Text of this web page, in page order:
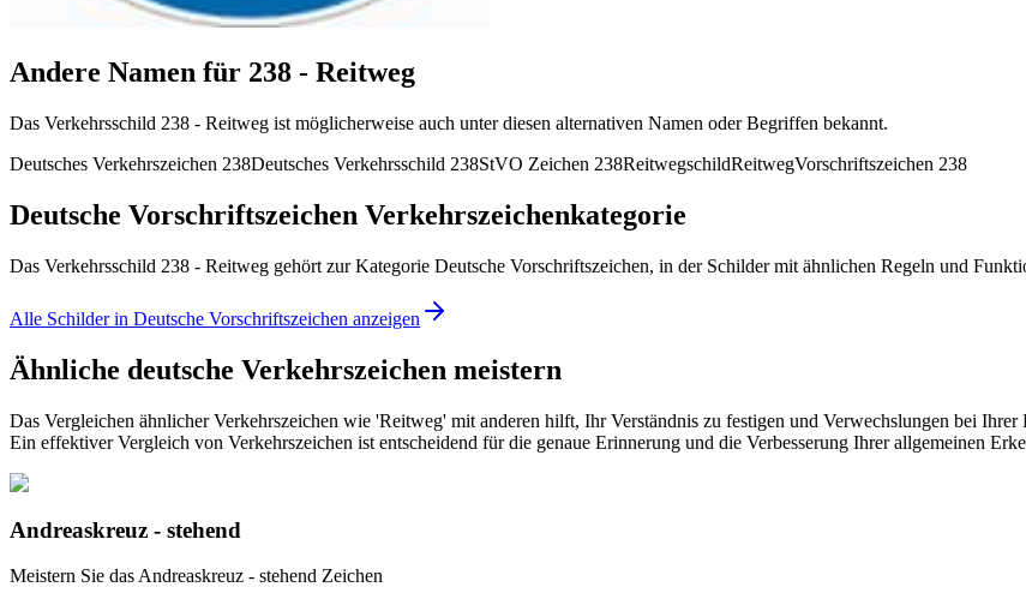
Andere Namen für 238 - Reitweg
Das Verkehrsschild 238 - Reitweg ist möglicherweise auch unter diesen alternativen Namen oder Begriffen bekannt.
Deutsches Verkehrszeichen 238Deutsches Verkehrsschild 238StVO Zeichen 238ReitwegschildReitwegVorschriftszeichen 238
Deutsche Vorschriftszeichen Verkehrszeichenkategorie
Das Verkehrsschild 238 - Reitweg gehört zur Kategorie Deutsche Vorschriftszeichen, in der Schilder mit ähnlichen Regeln und
Alle Schilder in Deutsche Vorschriftszeichen anzeigen
Ähnliche deutsche Verkehrszeichen meistern
Das Vergleichen ähnlicher Verkehrszeichen wie 'Reitweg' mit anderen hilft, Ihr Verständnis zu festigen und Verwechslungen bei
Ein effektiver Vergleich von Verkehrszeichen ist entscheidend für die genaue Erinnerung und die Verbesserung Ihrer allgemeinen
Andreaskreuz - stehend
Meistern Sie das Andreaskreuz - stehend Zeichen